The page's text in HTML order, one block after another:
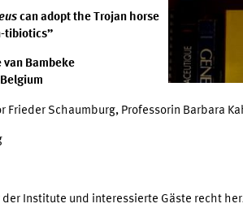
can adopt the Trojan horse
tibiotics”
van Bambeke
Frieder Schaumburg, Professorin Barbara
Institute und interessierte Gäste recht